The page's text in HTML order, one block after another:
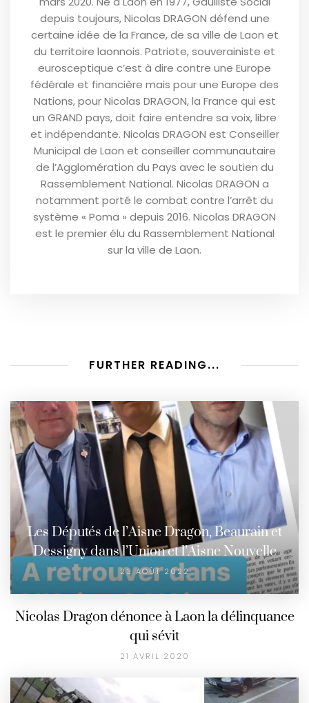
depuis toujours, Nicolas DRAGON défend une
certaine idée de la France, de sa ville de Laon et
du territoire laonnois. Patriote, souverainiste et
eurosceptique c’est à dire contre une Europe
fédérale et financière mais pour une Europe des
Nations, pour Nicolas DRAGON, la France qui est
un GRAND pays, doit faire entendre sa voix, libre
et indépendante. Nicolas DRAGON est Conseiller
Municipal de Laon et conseiller communautaire
de l’Agglomération du Pays avec le soutien du
Rassemblement National. Nicolas DRAGON a
notamment porté le combat contre l’arrêt du
système « Poma » depuis 2016. Nicolas DRAGON
est le premier élu du Rassemblement National
sur la ville de Laon.
FURTHER READING...
Les Députés de l’Aisne Dragon, Beaurain et
Dessigny dans l’Union et l’Aisne Nouvelle
23 AOÛT 2022
Nicolas Dragon dénonce à Laon la délinquance
qui sévit
21 AVRIL 2020